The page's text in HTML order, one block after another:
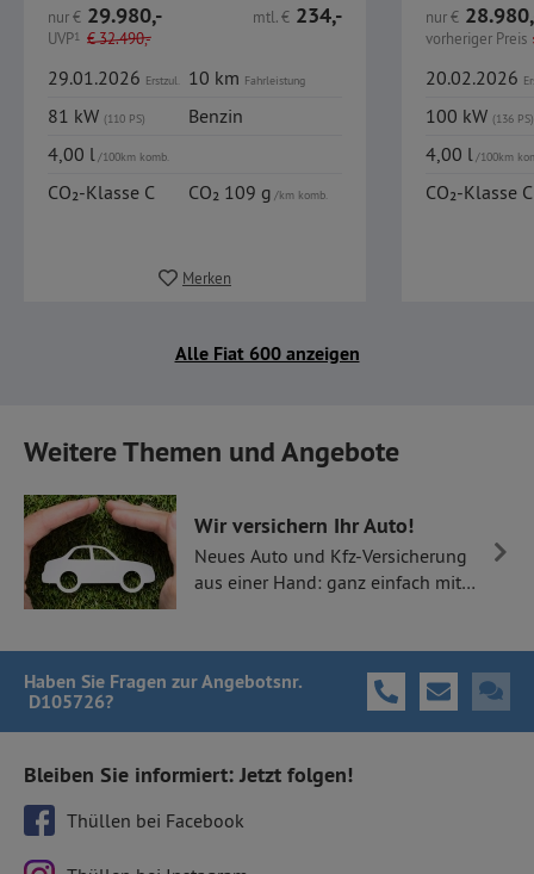
nur€ 29.980,-
UVP1 €32.490,-
mtl.€ 234,-
29.01.2026 Erstzul. 10 km Fahrleistung
81 kW (110 PS)
Benzin
4,00 l/100km komb.
CO₂-Klasse C CO₂ 109 g/km komb.
Merken
nur€
vorheriger Preis
20.02.2026
100 kW (136 PS)
4,00 l/100km
CO₂-Klasse C
Alle Fiat 600 anzeigen
Weitere Themen und Angebote
Wir versichern Ihr Auto!
Neues Auto und Kfz-Versicherung
aus einer Hand: ganz einfach mit
Haben Sie Fragen zur Angebotsnr.
D105726?
Bleiben Sie informiert: Jetzt folgen!
Thüllen bei Facebook